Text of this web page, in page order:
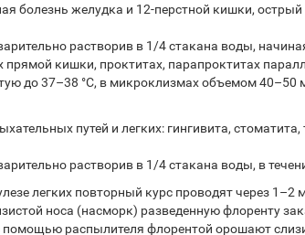
болезнь желудка и 12-перстной кишки, острый
растворив в 1/4 стакана воды,
кишки, проктитах, парапроктитах
до 37–38 °С, в микроклизмах объемом 40–50
путей и легких: гингивита,
растворив в 1/4 стакана воды, в
легких повторный курс проводят через 1–2
носа (насморк) разведенную флоренту
распылителя флорентой орошают